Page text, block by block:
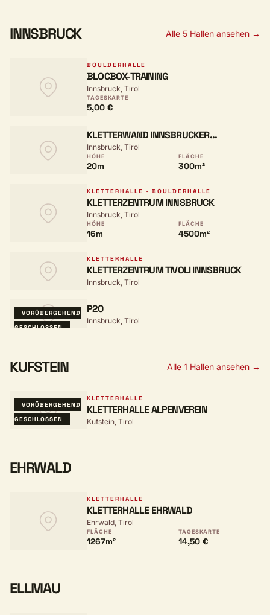
INNSBRUCK Alle 5 Hallen ansehen →
BOULDERHALLE
BLOCBOX-TRAINING
Innsbruck, Tirol
TAGESKARTE
5,00 €
KLETTERWAND INNSBRUCKER
TURNVEREIN
Innsbruck, Tirol
HÖHE
20m
FLÄCHE
300m²
KLETTERHALLE · BOULDERHALLE
KLETTERZENTRUM INNSBRUCK
Innsbruck, Tirol
HÖHE
16m
FLÄCHE
4500m²
KLETTERHALLE
KLETTERZENTRUM TIVOLI INNSBRUCK
Innsbruck, Tirol
VORÜBERGEHEND
GESCHLOSSEN
P20
Innsbruck, Tirol
KUFSTEIN Alle 1 Hallen ansehen →
VORÜBERGEHEND
GESCHLOSSEN
KLETTERHALLE
KLETTERHALLE ALPENVEREIN
Kufstein, Tirol
EHRWALD
KLETTERHALLE
KLETTERHALLE EHRWALD
Ehrwald, Tirol
FLÄCHE
1267m²
TAGESKARTE
14,50 €
ELLMAU